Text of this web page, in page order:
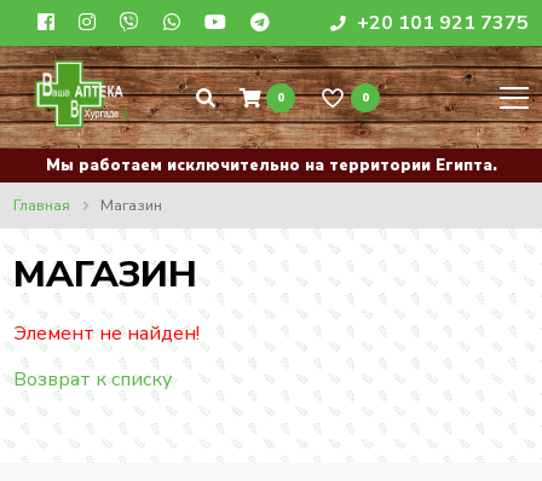
+20 101 921 7375
0 0
Мы работаем исключительно на территории Египта.
Главная
Магазин
МАГАЗИН
Элемент не найден!
Возврат к списку